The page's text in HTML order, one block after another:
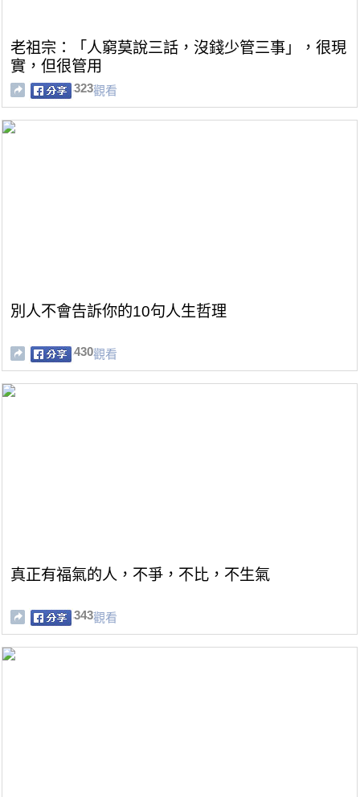
老祖宗：「人窮莫說三話，沒錢少管三事」，很現
實，但很管用
323觀看
別人不會告訴你的10句人生哲理
430觀看
真正有福氣的人，不爭，不比，不生氣
343觀看